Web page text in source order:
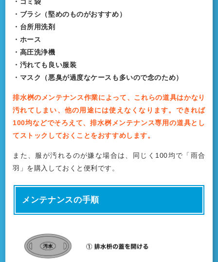
・ブラシ（堅めのものがおすすめ）
・台所用洗剤
・ホース
・高圧洗浄機
・汚れても良い服装
・マスク（悪臭が過度なケースも多いので念のため）
排水桝のメンテナンス作業によって、これらの道具はかなり
汚れてしまい、他の用途には使えなくなります。できれば
100均などでそろえて、排水桝メンテナンス専用の道具とし
てストックしておくことをおすすめします。
また、服が汚れるのが嫌な場合は、同じく100均で「雨合
羽」を購入しておくと便利です。
メンテナンスの手順